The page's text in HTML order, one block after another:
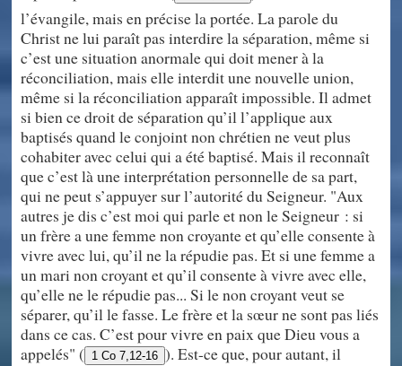
l’évangile, mais en précise la portée. La parole du
Christ ne lui paraît pas interdire la séparation, même si
c’est une situation anormale qui doit mener à la
réconciliation, mais elle interdit une nouvelle union,
même si la réconciliation apparaît impossible. Il admet
si bien ce droit de séparation qu’il l’applique aux
baptisés quand le conjoint non chrétien ne veut plus
cohabiter avec celui qui a été baptisé. Mais il reconnaît
que c’est là une interprétation personnelle de sa part,
qui ne peut s’appuyer sur l’autorité du Seigneur. "Aux
autres je dis c’est moi qui parle et non le Seigneur : si
un frère a une femme non croyante et qu’elle consente à
vivre avec lui, qu’il ne la répudie pas. Et si une femme a
un mari non croyant et qu’il consente à vivre avec elle,
qu’elle ne le répudie pas... Si le non croyant veut se
séparer, qu’il le fasse. Le frère et la sœur ne sont pas liés
dans ce cas. C’est pour vivre en paix que Dieu vous a
appelés" ( 1 Co 7,12-16 ). Est-ce que, pour autant, il